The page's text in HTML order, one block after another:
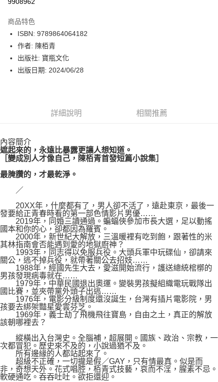
LINE Pay
Apple Pay
街口支付
博客來商品配送方式
每筆NT$80，滿NT$1,000(含以上)免運費
商品特色
ISBN: 9789864064182
作者: 陳栢青
出版社: 寶瓶文化
出版日期: 2024/06/28
詳細說明 相關推薦
內容簡介
遮起來的，永遠比暴露更讓人想知道。
［變成別人才像自己，陳栢青首發短篇小說集］
最腌臢的，才最乾淨。
／
20XX年，什麼都有了，男人卻不活了，遠赴東京，最後一
發要給正青春時看的第一部色情影片男優……
2019年，同婚三讀通過。蝙蝠俠參加市長大選，足以動搖
國本和你的心，卻都因為羅賓。
2000年，新世紀大解放，三溫暖裡有吃到飽，跟著性的米
其林指南會否能遇到愛的地獄廚神？
1993年，同志得以免服兵役。大頭兵軍中玩碟仙，卻請來
關公，逃不掉兵役，就帶著關公去招妓……
1988年，經國先生大去，愛滋開始流行，護送總統棺槨的
男孩發現病毒就在……
1979年，中華民國退出奧運。變裝男孩擬組織電玩戰隊出
國比賽，並夾帶黨外頭子出逃……
1976年，電影分級制度還沒誕生，台灣有插片電影院，男
孩要去綁架豔星愛雲芬芝。
1969年，義士劫了飛機飛往寶島，自由之土，真正的解放
該朝哪裡去？
縱橫出入台灣史。全腦補，超展開。國族、政治、宗教，一
次都冒犯。歷史來不及的，小說過猶不及。
所有邊緣的人都站起來了。
超級不正確，一切攏是假／GAY，只有情最真。似是而
非，奇想天外。花式唱腔，栢青式技藝，哀而不淫，腥素不忌。
軟硬通吃。吞吞吐吐。欲拒還迎。